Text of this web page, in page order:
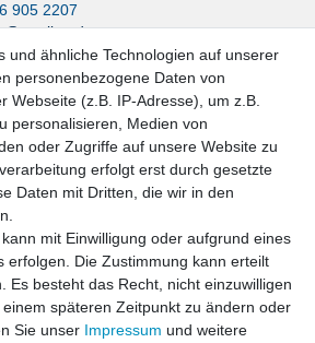
905 2207
online.de
Letter abonieren
NACHNAME
ich dieDaten­schutz­erklärunggelesen habe. Meine
widerrufen.**
und ähnliche Technologien auf unserer
personenbezogene Daten von
Webseite (z.B. IP-Adresse), um z.B.
personalisieren, Medien von
oder Zugriffe auf unsere Website zu
erfolgt erst durch gesetzte
Daten mit Dritten, die wir in den
mit Einwilligung oder aufgrund eines
erfolgen. Die Zustimmung kann erteilt
Es besteht das Recht, nicht einzuwilligen
späteren Zeitpunkt zu ändern oder
Sie unser Impressum und weitere